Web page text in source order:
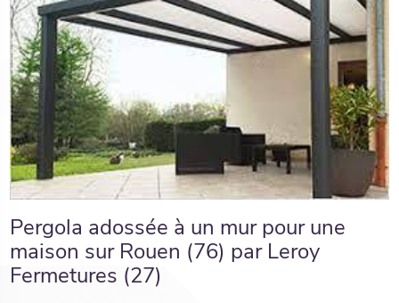
Pergola adossée à un mur pour une
maison sur Rouen (76) par Leroy
Fermetures (27)